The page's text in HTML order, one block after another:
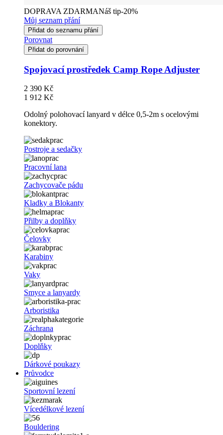
DOPRAVA ZDARMANáš tip-20%
Můj seznam přání
Přidat do seznamu přání
Porovnat
Přidat do porovnání
Spojovací prostředek Camp Rope Adjuster
2 390 Kč
1 912 Kč
Odolný polohovací lanyard v délce 0,5-2m s ocelovými
konektory.
Postroje a sedačky
Pracovní lana
Zachycovače pádu
Kladky a Blokanty
Přilby a doplňky
Čelovky
Karabiny
Vaky
Smyce a lanyardy
Arboristika
Záchrana
Doplňky
Dárkové poukazy
Průvodce
Sportovní lezení
Vícedélkové lezení
Bouldering